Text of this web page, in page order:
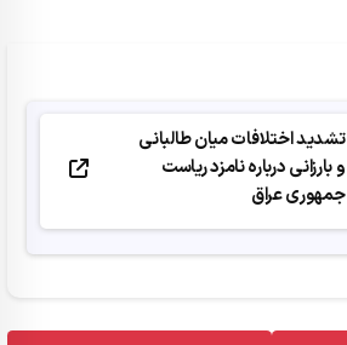
تشدید اختلافات میان طالبانی
و بارزانی درباره نامزد ریاست
جمهوری عراق